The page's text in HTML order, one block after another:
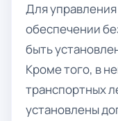
Для
обеспечении
быть
Кроме того, в
транспортных
установлены